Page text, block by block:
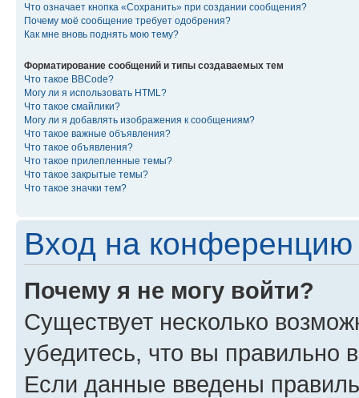
Что означает кнопка «Сохранить» при создании сообщения?
Почему моё сообщение требует одобрения?
Как мне вновь поднять мою тему?
Форматирование сообщений и типы создаваемых тем
Что такое BBCode?
Могу ли я использовать HTML?
Что такое смайлики?
Могу ли я добавлять изображения к сообщениям?
Что такое важные объявления?
Что такое объявления?
Что такое прилепленные темы?
Что такое закрытые темы?
Что такое значки тем?
Вход на конференцию
Почему я не могу войти?
Существует несколько
убедитесь, что вы правильно
Если данные введены